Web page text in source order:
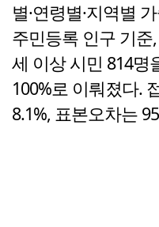
별·연령별·지역별
주민등록 인구 기준
세 이상 시민 814명
100%로 이뤄졌다.
8.1%, 표본오차는